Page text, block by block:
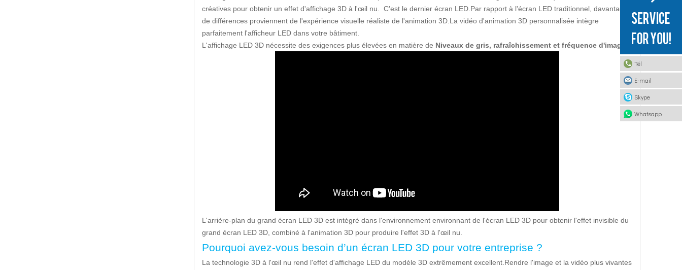
créatives pour obtenir un effet d'affichage 3D à l'œil nu. C'est le dernier écran LED.Par rapport à l'écran LED traditionnel, davantage
de différences proviennent de l'expérience visuelle réaliste de l'animation 3D.La vidéo d'animation 3D personnalisée intègre
parfaitement l'afficheur LED dans votre bâtiment.
L'affichage LED 3D nécessite des exigences plus élevées en matière de Niveaux de gris, rafraîchissement et fréquence d'images
L'arrière-plan du grand écran LED 3D est intégré dans l'environnement environnant de l'écran LED 3D pour obtenir l'effet invisible du
grand écran LED 3D, combiné à l'animation 3D pour produire l'effet 3D à l'œil nu.
Pourquoi avez-vous besoin d’un écran LED 3D pour votre entreprise ?
La technologie 3D à l'œil nu rend l'effet d'affichage LED du modèle 3D extrêmement excellent.Rendre l'image et la vidéo plus vivantes
Tél
E-mail
Skype
Whatsapp